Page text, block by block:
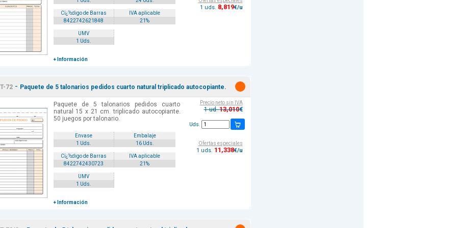
Cï¿½digo de Barras
IVA aplicable
8422742621848
21%
UMV
1 Uds.
+ Información
1 uds. 8,819€/u
T-72- Paquete de 5 talonarios pedidos cuarto natural triplicado autocopiante.
Paquete de 5 talonarios pedidos cuarto
natural 15 x 21 cm. triplicado autocopiante.
50 juegos por talonario.
Envase
Embalaje
1 Uds.
16 Uds.
Cï¿½digo de Barras
IVA aplicable
8422742430723
21%
UMV
1 Uds.
+ Información
Precio neto sin IVA
1 ud.13,010€
Uds.
Ofertas especiales
1 uds. 11 ,338€/u